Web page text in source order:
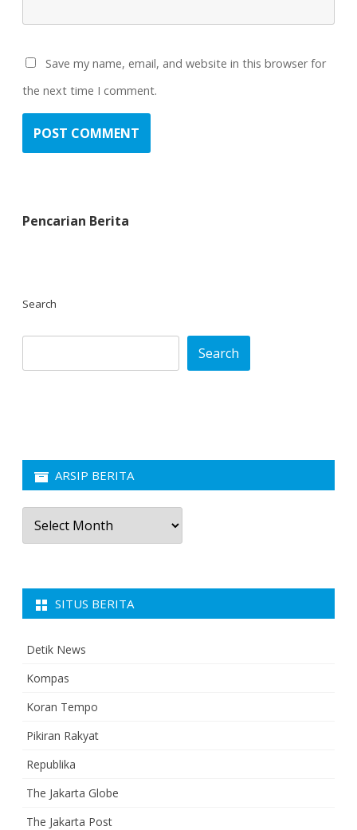
Save my name, email, and website in this browser for
the next time I comment.
Pencarian Berita
Search
Search
ARSIP BERITA
Arsip
Berita
SITUS BERITA
Detik News
Kompas
Koran Tempo
Pikiran Rakyat
Republika
The Jakarta Globe
The Jakarta Post